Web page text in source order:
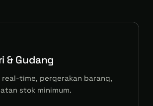
& Gudang
real-time, pergerakan barang,
stok minimum.